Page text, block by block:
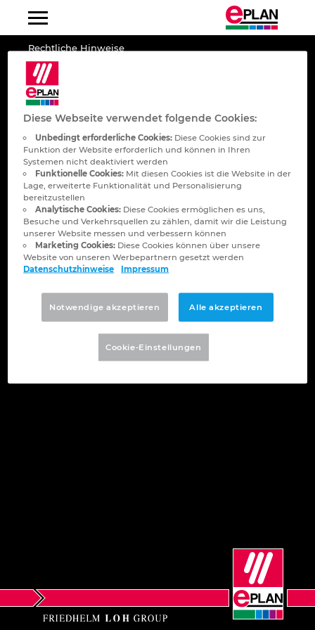
Rechtliche Hinweise
Impressum
Cookie-Einstellungen
Code of Conduct
AGB
Folgen Sie EPLAN
Albanien
Argentinien
Australien
Belgien
Bosnien-Herzegowina
Brasilien
Bulgarien
Griechenland
Diese Webseite verwendet folgende Cookies:
Unbedingt erforderliche Cookies:Diese Cookies sind zur
Funktion der Website erforderlich und können in Ihren
Systemen nicht deaktiviert werden
Funktionelle Cookies:Mit diesen Cookies ist die Website in der
Lage, erweiterte Funktionalität und Personalisierung
bereitzustellen
Analytische Cookies:Diese Cookies ermöglichen es uns,
Besuche und Verkehrsquellen zu zählen, damit wir die Leistung
unserer Website messen und verbessern können
Marketing Cookies:Diese Cookies können über unsere
Website von unseren Werbepartnern gesetzt werden
Datenschutzhinweise
Impressum
Notwendige akzeptieren Alle akzeptieren
Cookie-Einstellungen